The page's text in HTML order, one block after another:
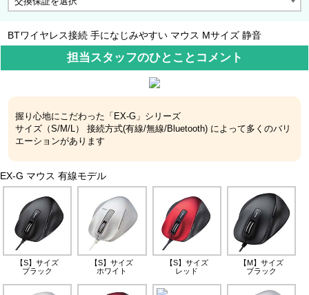
BTワイヤレス接続 手になじみやすい マウス Mサイズ 静音
担当スタッフのひとことコメント
握り心地にこだわった「EX-G」シリーズ
サイズ（S/M/L） 接続方式(有線/無線/Bluetooth) によって多くのバリ
エーションがあります
EX-G マウス 有線モデル
【S】サイズ
ブラック
【S】サイズ
ホワイト
【S】サイズ
レッド
【M】サイズ
ブラック